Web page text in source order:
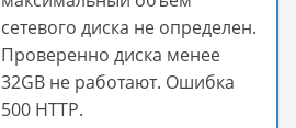
сетевого диска не определен.
Проверенно диска менее
32GB не работают. Ошибка
500 HTTP.